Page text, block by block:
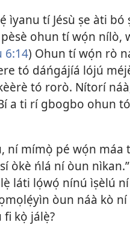
ìyanu tí Jésù ṣe àti bó
ohun tí wọ́n nílò,
6:14) Ohun tí wọ́n rò
tó dáńgájíá lójú
tó rorò. Nítorí
a ti rí gbogbo ohun
ní mímọ̀ pé wọ́n
òkè ńlá ní òun
láti lọ́wọ́ nínú ìṣèlú
òun náà kò
fi kọ̀ jálẹ̀?